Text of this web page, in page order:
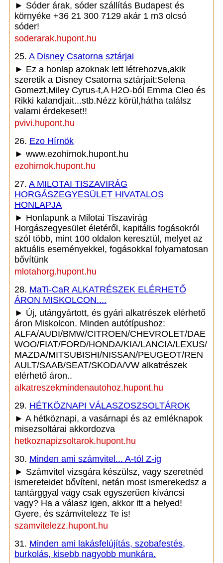
► Sóder árak, sóder szállítás Budapest és
környéke +36 21 300 7129 akár 1 m3 olcsó
sóder!
soderarak.hupont.hu
25. A Disney Csatorna sztárjai
► Ez a honlap azoknak lett létrehozva,akik
szeretik a Disney Csatorna sztárjait:Selena
Gomezt,Miley Cyrus-t,A H2O-ból Emma Cleo és
Rikki kalandjait...stb.Nézz körül,hátha találsz
valami érdekeset!!
pvivi.hupont.hu
26. Ezo Hírnök
► www.ezohirnok.hupont.hu
ezohirnok.hupont.hu
27. A MILOTAI TISZAVIRÁG
HORGÁSZEGYESÜLET HIVATALOS
HONLAPJA
► Honlapunk a Milotai Tiszavirág
Horgászegyesület életéről, kapitális fogásokról
szól több, mint 100 oldalon keresztül, melyet az
aktuális eseményekkel, fogásokkal folyamatosan
bővítünk
mlotahorg.hupont.hu
28. MaTi-CaR ALKATRÉSZEK ELÉRHETŐ
ÁRON MISKOLCON....
► Új, utángyártott, és gyári alkatrészek elérhető
áron Miskolcon. Minden autótípushoz:
ALFA/AUDI/BMW/CITROEN/CHEVROLET/DAE
WOO/FIAT/FORD/HONDA/KIA/LANCIA/LEXUS/
MAZDA/MITSUBISHI/NISSAN/PEUGEOT/REN
AULT/SAAB/SEAT/SKODA/VW alkatrészek
elérhető áron..
alkatreszekmindenautohoz.hupont.hu
29. HÉTKÖZNAPI VÁLASZOSZSOLTÁROK
► A hétköznapi, a vasárnapi és az emléknapok
misezsoltárai akkordozva
hetkoznapizsoltarok.hupont.hu
30. Minden ami számvitel... A-tól Z-ig
► Számvitel vizsgára készülsz, vagy szeretnéd
ismereteidet bővíteni, netán most ismerekedsz a
tantárggyal vagy csak egyszerűen kíváncsi
vagy? Ha a válasz igen, akkor itt a helyed!
Gyere, és számvitelezz Te is!
szamvitelezz.hupont.hu
31. Minden ami lakásfelújítás, szobafestés,
burkolás, kisebb nagyobb munkára.